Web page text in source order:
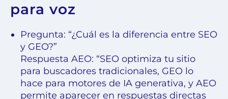
para voz
Pregunta: “¿Cuál es la diferencia entre SEO
y GEO?”
Respuesta AEO: “SEO optimiza tu sitio
para buscadores tradicionales, GEO lo
hace para motores de IA generativa, y AEO
permite aparecer en respuestas directas